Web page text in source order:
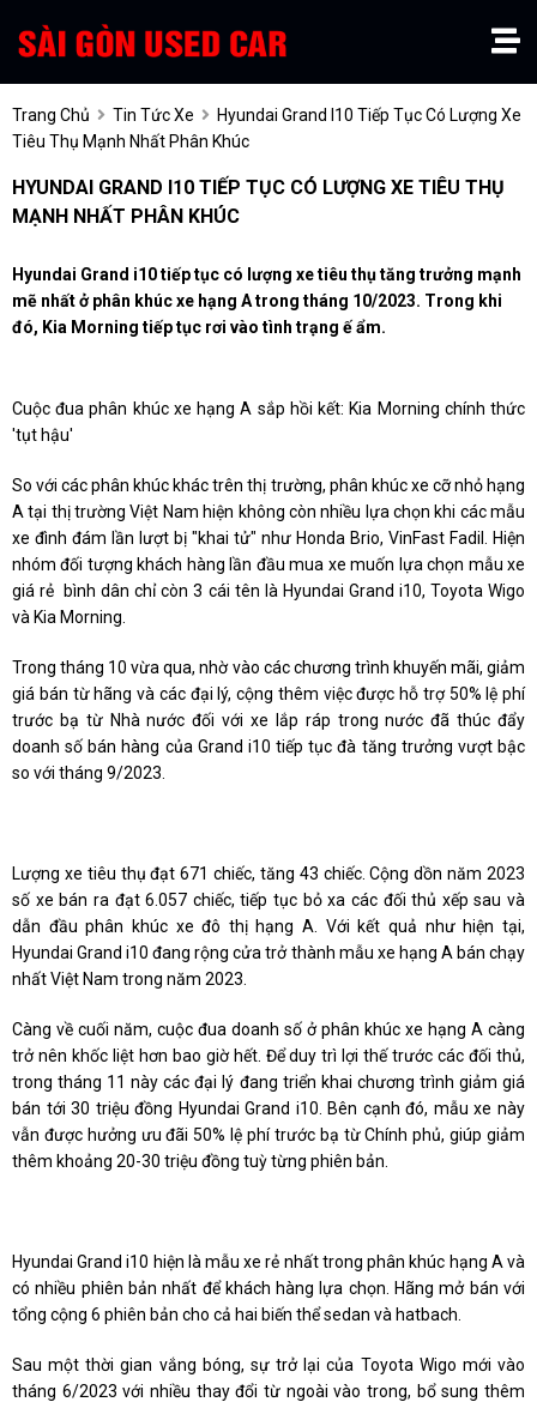
Trang Chủ Tin Tức Xe
Hyundai Grand I10 Tiếp Tục Có Lượng Xe
Tiêu Thụ Mạnh Nhất Phân Khúc
HYUNDAI GRAND I10 TIẾP TỤC CÓ LƯỢNG XE TIÊU THỤ
MẠNH NHẤT PHÂN KHÚC
Hyundai Grand i10 tiếp tục có lượng xe tiêu thụ tăng trưởng mạnh
mẽ nhất ở phân khúc xe hạng A trong tháng 10/2023. Trong khi
đó, Kia Morning tiếp tục rơi vào tình trạng ế ẩm.
Cuộc đua phân khúc xe hạng A sắp hồi kết: Kia Morning chính thức
'tụt hậu'
So với các phân khúc khác trên thị trường, phân khúc xe cỡ nhỏ hạng
A tại thị trường Việt Nam hiện không còn nhiều lựa chọn khi các mẫu
xe đình đám lần lượt bị "khai tử" như Honda Brio, VinFast Fadil. Hiện
nhóm đối tượng khách hàng lần đầu mua xe muốn lựa chọn mẫu xe
giá rẻ bình dân chỉ còn 3 cái tên là Hyundai Grand i10, Toyota Wigo
và Kia Morning.
Trong tháng 10 vừa qua, nhờ vào các chương trình khuyến mãi, giảm
giá bán từ hãng và các đại lý, cộng thêm việc được hỗ trợ 50% lệ phí
trước bạ từ Nhà nước đối với xe lắp ráp trong nước đã thúc đẩy
doanh số bán hàng của Grand i10 tiếp tục đà tăng trưởng vượt bậc
so với tháng 9/2023.
Lượng xe tiêu thụ đạt 671 chiếc, tăng 43 chiếc. Cộng dồn năm 2023
số xe bán ra đạt 6.057 chiếc, tiếp tục bỏ xa các đối thủ xếp sau và
dẫn đầu phân khúc xe đô thị hạng A. Với kết quả như hiện tại,
Hyundai Grand i10 đang rộng cửa trở thành mẫu xe hạng A bán chạy
nhất Việt Nam trong năm 2023.
Càng về cuối năm, cuộc đua doanh số ở phân khúc xe hạng A càng
trở nên khốc liệt hơn bao giờ hết. Để duy trì lợi thế trước các đối thủ,
trong tháng 11 này các đại lý đang triển khai chương trình giảm giá
bán tới 30 triệu đồng Hyundai Grand i10. Bên cạnh đó, mẫu xe này
vẫn được hưởng ưu đãi 50% lệ phí trước bạ từ Chính phủ, giúp giảm
thêm khoảng 20-30 triệu đồng tuỳ từng phiên bản.
Hyundai Grand i10 hiện là mẫu xe rẻ nhất trong phân khúc hạng A và
có nhiều phiên bản nhất để khách hàng lựa chọn. Hãng mở bán với
tổng cộng 6 phiên bản cho cả hai biến thể sedan và hatbach.
Sau một thời gian vắng bóng, sự trở lại của Toyota Wigo mới vào
tháng 6/2023 với nhiều thay đổi từ ngoài vào trong, bổ sung thêm